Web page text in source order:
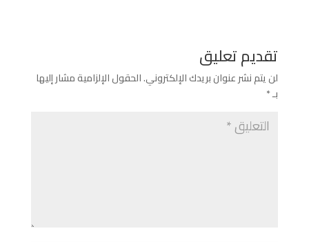
تقديم تعليق
لن يتم نشر عنوان بريدك الإلكتروني.الحقول الإلزامية مشار إليها
بـ*